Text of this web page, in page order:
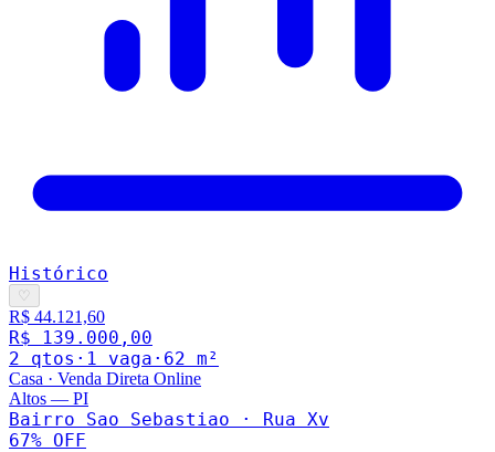
Histórico
♡
R$ 44.121,60
R$ 139.000,00
2 qtos · 1 vaga · 62 m²
Casa · Venda Direta Online
Altos — PI
Bairro Sao Sebastiao · Rua Xv
67% OFF